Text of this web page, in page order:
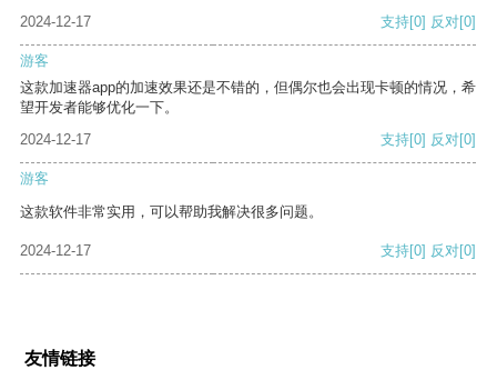
2024-12-17 支持[0] 反对[0]
游客
这款加速器app的加速效果还是不错的，但偶尔也会出现卡顿的情况，希
望开发者能够优化一下。
2024-12-17
支持[0] 反对[0]
游客
这款软件非常实用，可以帮助我解决很多问题。
2024-12-17 支持[0] 反对[0]
友情链接